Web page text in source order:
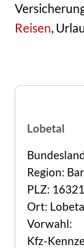
Reisen,
Lobetal
Region:
PLZ: 16321
Ort:
Vorwahl:
Kfz-